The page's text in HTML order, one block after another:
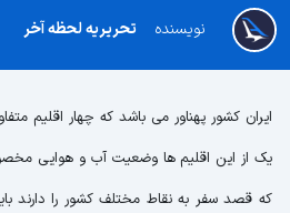
تحریریه لحظه آخر نویسنده
ایران کشور پهناور می باشد که چهار اقلیم
یک از این اقلیم ها وضعیت آب و هوایی
که قصد سفر به نقاط مختلف کشور را دارند